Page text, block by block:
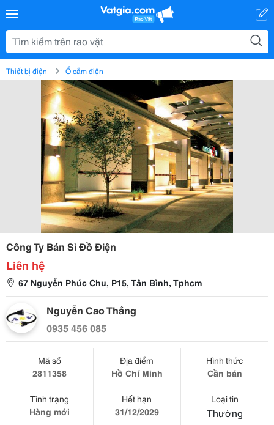
Thiết bị điện Ổ cắm điện
Công Ty Bán Sỉ Đồ Điện
Liên hệ
67 Nguyễn Phúc Chu, P15, Tân Bình, Tphcm
Nguyễn Cao Thắng
0935 456 085
Mã số
2811358
Địa điểm
Hồ Chí Minh
Hình thức
Cần bán
Tình trạng
Hàng mới
Hết hạn
31/12/2029
Loại tin
Thường